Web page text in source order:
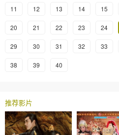
11 12 13 14 15
20 21 22 23 24
29 30 31 32 33
38 39 40
推荐影片